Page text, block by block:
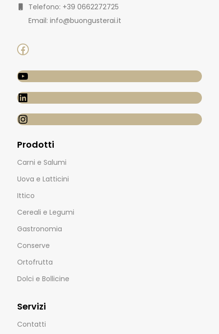
Telefono: +39 0662272725
Email: info@buongusterai.it
Prodotti
Carni e Salumi
Uova e Latticini
Ittico
Cereali e Legumi
Gastronomia
Conserve
Ortofrutta
Dolci e Bollicine
Servizi
Contatti